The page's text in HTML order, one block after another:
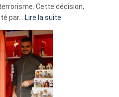
Cette décision,
par… Lire la suite